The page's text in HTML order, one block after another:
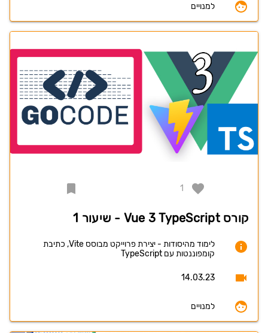
למנויים
1
קורס Vue 3 TypeScript - שיעור 1
לימוד מהיסודות - יצירת פרוייקט מבוסס Vite, כתיבת
קומפוננטות עם TypeScript
14.03.23
למנויים